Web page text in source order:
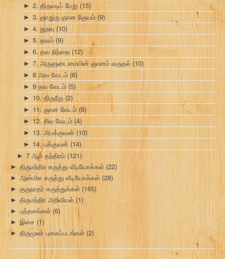
► 2. திருவடிப் பேறு (15)
► 3. ஞாதுரு ஞான ஞேயம் (9)
► 4. துறவு (10)
► 5. தவம்(9)
► 6. தவ நிந்தை (12)
► 7. அருளுடைமையின் ஞானம் வருதல் (10)
► 8 அவ வேடம் (6)
► 9 தவ வேடம் (5)
► 10. திருநீறு (2)
► 11. ஞான வேடம் (8)
► 12. சிவ வேடம் (4)
► 13. அபக்குவன் (10)
► 14. பக்குவன் (14)
► 7 ஆம் தந்திரம் (121)
► திருமந்திர கருத்து வீடியோக்கள் (22)
► ஆன்மிக கருத்து வீடியோக்கள் (28)
► குருநாதர் கருத்துக்கள் (165)
► திருமந்திர அறிவியல் (1)
► புத்தகங்கள் (6)
► இசை (1)
► திருமூலர் புகைப்படங்கள் (2)